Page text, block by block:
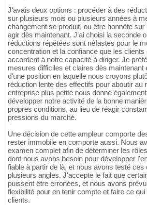
J'avais deux options : procéder à des
sur plusieurs mois ou plusieurs années à
changement se produit, ou être honnête sur
agir dès maintenant. J'ai choisi la seconde
réductions répétées sont néfastes pour le
concentration et la confiance que les clients
accordent à notre capacité à diriger. Je
mesures difficiles et claires dès maintenant
d'une position en laquelle nous croyons
réduction lente des effectifs pour aboutir au
entreprise plus petite nous donne
développer notre activité de la bonne
propres conditions, au lieu de réagir
pressions du marché.
Une décision de cette ampleur comporte
rester immobile en comporte aussi. Nous
examen complet afin de déterminer les
dont nous avons besoin pour développer
fiable à partir de là, et nous avons testé ces
plusieurs angles. J'accepte le fait que
puissent être erronées, et nous avons
flexibilité pour en tenir compte et faire ce
clients.